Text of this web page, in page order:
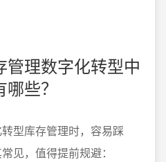
管理数字化转型中
些？
型库存管理时，容易踩
见，值得提前规避：